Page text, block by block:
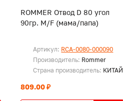
ROMMER Отвод D 80 угол
90гр. M/F (мама/папа)
Артикул: RCA-0080-000090
Производитель: Rommer
Страна производитель: КИТАЙ
809.00 ₽